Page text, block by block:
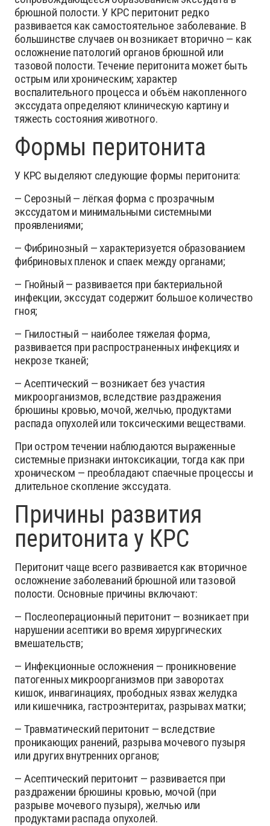
брюшной полости. У КРС перитонит редко
развивается как самостоятельное заболевание. В
большинстве случаев он возникает вторично — как
осложнение патологий органов брюшной или
тазовой полости. Течение перитонита может быть
острым или хроническим; характер
воспалительного процесса и объём накопленного
экссудата определяют клиническую картину и
тяжесть состояния животного.
Формы перитонита
У КРС выделяют следующие формы перитонита:
— Серозный — лёгкая форма с прозрачным
экссудатом и минимальными системными
проявлениями;
— Фибринозный — характеризуется образованием
фибриновых пленок и спаек между органами;
— Гнойный — развивается при бактериальной
инфекции, экссудат содержит большое количество
гноя;
— Гнилостный — наиболее тяжелая форма,
развивается при распространенных инфекциях и
некрозе тканей;
— Асептический — возникает без участия
микроорганизмов, вследствие раздражения
брюшины кровью, мочой, желчью, продуктами
распада опухолей или токсическими веществами.
При остром течении наблюдаются выраженные
системные признаки интоксикации, тогда как при
хроническом — преобладают спаечные процессы и
длительное скопление экссудата.
Причины развития
перитонита у КРС
Перитонит чаще всего развивается как вторичное
осложнение заболеваний брюшной или тазовой
полости. Основные причины включают:
— Послеоперационный перитонит — возникает при
нарушении асептики во время хирургических
вмешательств;
— Инфекционные осложнения — проникновение
патогенных микроорганизмов при заворотах
кишок, инвагинациях, прободных язвах желудка
или кишечника, гастроэнтеритах, разрывах матки;
— Травматический перитонит — вследствие
проникающих ранений, разрыва мочевого пузыря
или других внутренних органов;
— Асептический перитонит — развивается при
раздражении брюшины кровью, мочой (при
разрыве мочевого пузыря), желчью или
продуктами распада опухолей.